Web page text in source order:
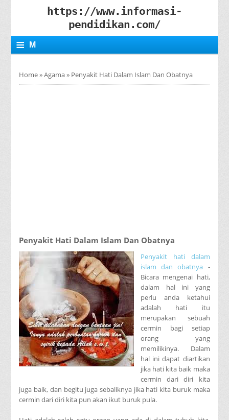
https://www.informasi-
pendidikan.com/
≡ M
Home»Agama» Penyakit Hati Dalam Islam Dan Obatnya
Penyakit Hati Dalam Islam Dan Obatnya
Penyakit hati dalam
islam dan obatnya -
Bicara mengenai hati,
dalam hal ini yang
perlu anda ketahui
adalah hati itu
merupakan sebuah
cermin bagi setiap
orang yang
memilikinya. Dalam
hal ini dapat diartikan
jika hati kita baik maka
cermin dari diri kita
juga baik, dan begitu juga sebaliknya jika hati kita buruk maka
cermin dari diri kita pun akan ikut buruk pula.